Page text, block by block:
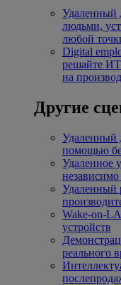
Удаленный
людьми,
любой
Digital
решайте
на
Другие
Удаленный
помощью
Удаленное
Удаленный
Wake-on-
устройств
реального